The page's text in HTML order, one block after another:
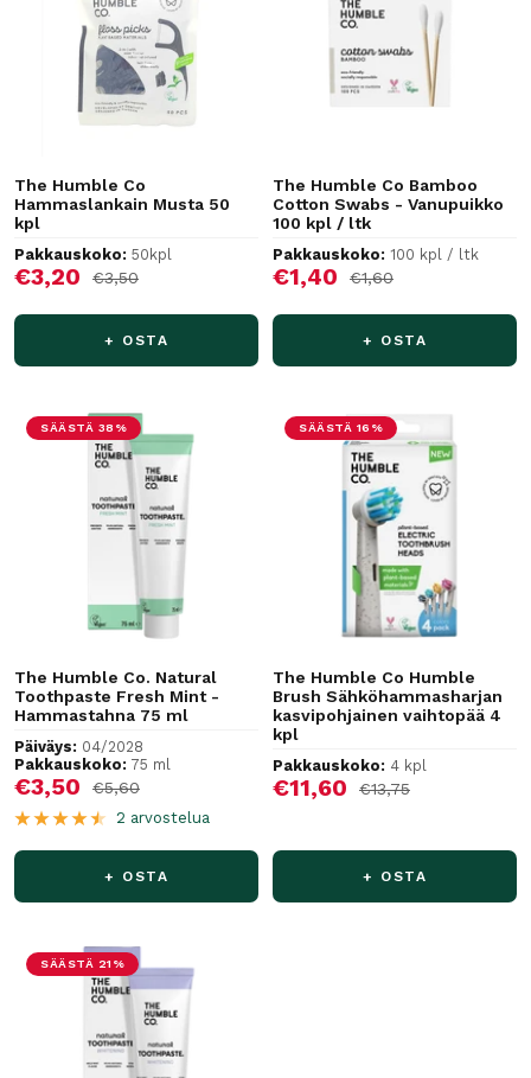
The Humble Co
Hammaslankain Musta 50
kpl
Pakkauskoko: 50kpl
Alennushinta
€3,20 Normaalihinta
€3,50
+ OSTA
The Humble Co Bamboo
Cotton Swabs - Vanupuikko
100 kpl / ltk
Pakkauskoko: 100 kpl / ltk
Alennushinta
€1,40 Normaalihinta
€1,60
+ OSTA
SÄÄSTÄ 38%
The Humble Co. Natural
Toothpaste Fresh Mint -
Hammastahna 75 ml
Päiväys: 04/2028
Pakkauskoko: 75 ml
Alennushinta
€3,50 Normaalihinta
€5,60
2 arvostelua
+ OSTA
SÄÄSTÄ 16%
The Humble Co Humble
Brush Sähköhammasharjan
kasvipohjainen vaihtopää 4
kpl
Pakkauskoko: 4 kpl
Alennushinta
€11,60 Normaalihinta
€13,75
+ OSTA
SÄÄSTÄ 21%